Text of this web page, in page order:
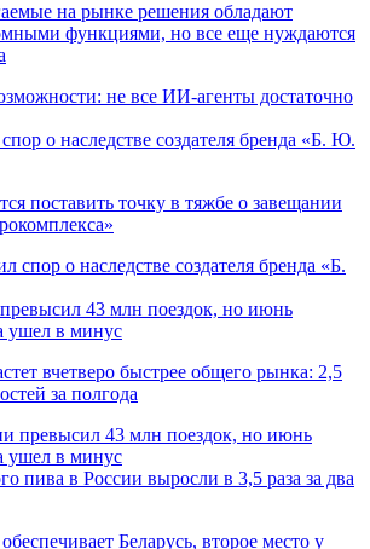
на рынке решения обладают
функциями, но все еще нуждаются
о наследстве создателя бренда «Б. Ю.
поставить точку в тяжбе о завещании
43 млн поездок, но июнь
ушел в минус
вчетверо быстрее общего рынка: 2,5
за полгода
пива в России выросли в 3,5 раза за два
Беларусь, второе место у